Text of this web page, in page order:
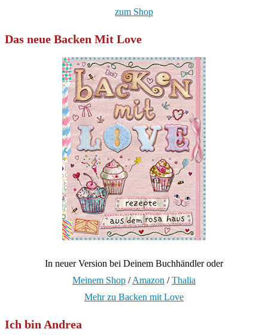
zum Shop
Das neue Backen Mit Love
In neuer Version bei Deinem Buchhändler oder
Meinem Shop /Amazon /Thalia
Mehr zu Backen mit Love
Ich bin Andrea